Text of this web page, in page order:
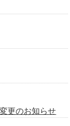
更のお知らせ